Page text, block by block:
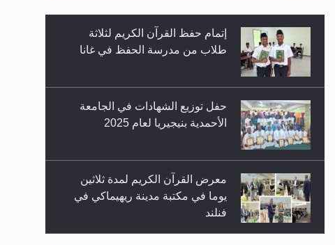
حفل توزيع الشهادات في الجامعة
الأحمدية بنيجيريا لعام 2025
معرض القرآن الكريم لمدة ثلاثين
يوما في مكتبة مدينة ريهيماكي في
ندوة حول نظام الوصية في الجماعة
الأحمدية في شيتاغونغ – بنغلاديش